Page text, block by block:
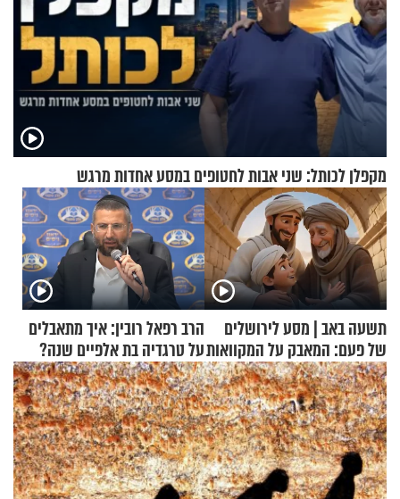
מקפלן לכותל: שני אבות לחטופים במסע אחדות מרגש
תשעה באב | מסע לירושלים
של פעם: המאבק על המקוואות
הרב רפאל רובין: איך מתאבלים
על טרגדיה בת אלפיים שנה?